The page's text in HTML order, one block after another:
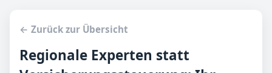
← Zurück zur Übersicht
Regionale Experten statt